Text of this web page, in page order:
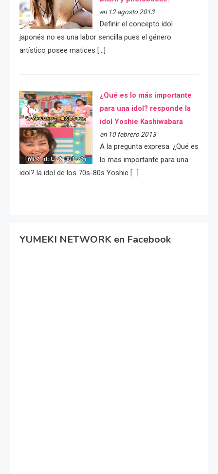
en 12 agosto 2013
Definir el concepto idol
japonés no es una labor sencilla pues el género
artístico posee matices […]
¿Qué es lo más importante
para una idol? responde la
idol Yoshie Kashiwabara
en 10 febrero 2013
A la pregunta expresa: ¿Qué es
lo más importante para una
idol? la idol de los 70s-80s Yoshie […]
YUMEKI NETWORK en Facebook